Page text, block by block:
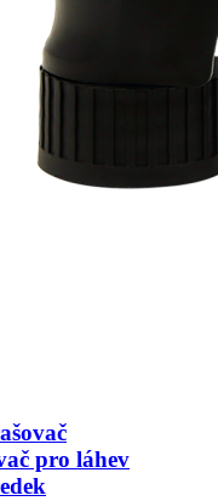
pro láhev